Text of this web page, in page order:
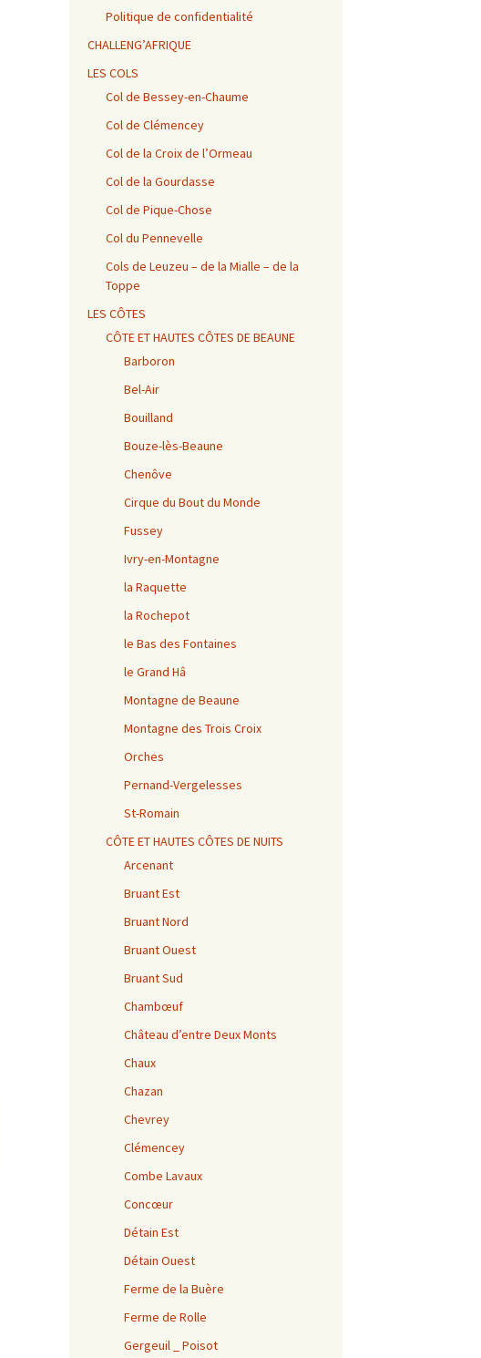
la Côte et de la Sclucht,
Hohneck, cols de
Bramont et de Grosse
Pierre
Burotte, de Lauvy et des
de la Sambuy
Barillette + Col de la
Combe Blanche
Plan
Alpes – Maurienne /
Collet de la Madeleine et
Gourniers
Alpes / Embrun – Col
Agnel
d’Izoard
Montmerlet
Alpes Chambéry / Relais
du Mont du Chat et Col
Alpes Chambéry / Cols du
Prés
Pragondran
Politique de confidentialité
CHALLENG’AFRIQUE
LES COLS
Col de Bessey-en-Chaume
Col de Clémencey
Col de la Croix de l’Ormeau
Col de la Gourdasse
Col de Pique-Chose
Col du Pennevelle
Cols de Leuzeu – de la Mialle – de la
Toppe
LES CÔTES
CÔTE ET HAUTES CÔTES DE BEAUNE
Barboron
Bel-Air
Bouilland
Bouze-lès-Beaune
Chenôve
Cirque du Bout du Monde
Fussey
Ivry-en-Montagne
la Raquette
la Rochepot
le Bas des Fontaines
le Grand Hâ
Montagne de Beaune
Montagne des Trois Croix
Orches
Pernand-Vergelesses
St-Romain
CÔTE ET HAUTES CÔTES DE NUITS
Arcenant
Bruant Est
Bruant Nord
Bruant Ouest
Bruant Sud
Chambœuf
Château d’entre Deux Monts
Chaux
Chazan
Chevrey
Clémencey
Combe Lavaux
Concœur
Détain Est
Détain Ouest
Ferme de la Buère
Ferme de Rolle
Gergeuil _ Poisot